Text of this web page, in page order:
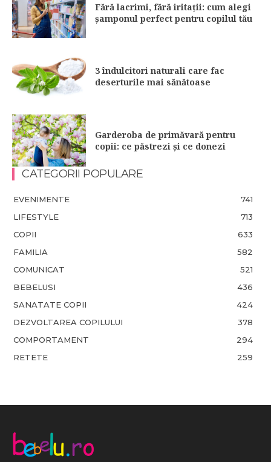
Fără lacrimi, fără iritații: cum alegi
șamponul perfect pentru copilul tău
3 îndulcitori naturali care fac
deserturile mai sănătoase
Garderoba de primăvară pentru
copii: ce păstrezi și ce donezi
CATEGORII POPULARE
EVENIMENTE
741
LIFESTYLE
713
COPII
633
FAMILIA
582
COMUNICAT
521
BEBELUSI
436
SANATATE COPII
424
DEZVOLTAREA COPILULUI
378
COMPORTAMENT
294
RETETE
259